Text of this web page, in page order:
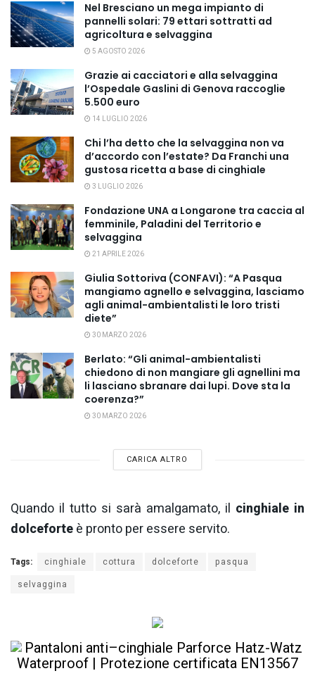
Nel Bresciano un mega impianto di
pannelli solari: 79 ettari sottratti ad
agricoltura e selvaggina
5 AGOSTO 2026
Grazie ai cacciatori e alla selvaggina
l’Ospedale Gaslini di Genova raccoglie
5.500 euro
14 LUGLIO 2026
Chi l’ha detto che la selvaggina non va
d’accordo con l’estate? Da Franchi una
gustosa ricetta a base di cinghiale
3 LUGLIO 2026
Fondazione UNA a Longarone tra caccia al
femminile, Paladini del Territorio e
selvaggina
21 APRILE 2026
Giulia Sottoriva (CONFAVI): “A Pasqua
mangiamo agnello e selvaggina, lasciamo
agli animal-ambientalisti le loro tristi
diete”
30 MARZO 2026
Berlato: “Gli animal-ambientalisti
chiedono di non mangiare gli agnellini ma
li lasciano sbranare dai lupi. Dove sta la
coerenza?”
30 MARZO 2026
CARICA ALTRO
Quando il tutto si sarà amalgamato, il cinghiale in
dolceforteè pronto per essere servito.
Tags: cinghiale cottura dolceforte
pasqua
selvaggina